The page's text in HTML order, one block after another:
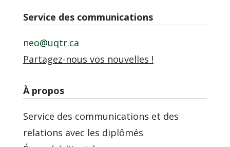
Service des communications
neo@uqtr.ca
Partagez-nous vos nouvelles !
À propos
Service des communications et des
relations avec les diplômés